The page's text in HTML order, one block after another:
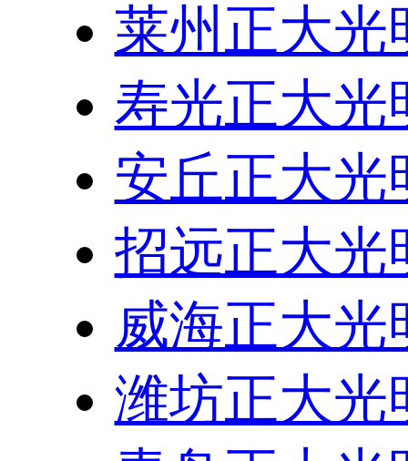
莱州正大光
寿光正大光
安丘正大光
招远正大光
威海正大光
潍坊正大光